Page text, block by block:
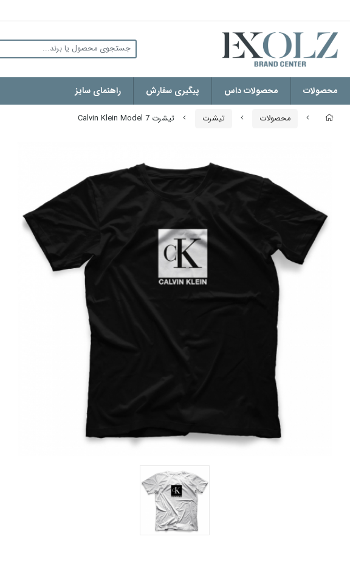
محصولات محصولات داس پیگیری سفارش راهنمای سایز
محصولات تیشرت تیشرت Calvin Klein Model 7